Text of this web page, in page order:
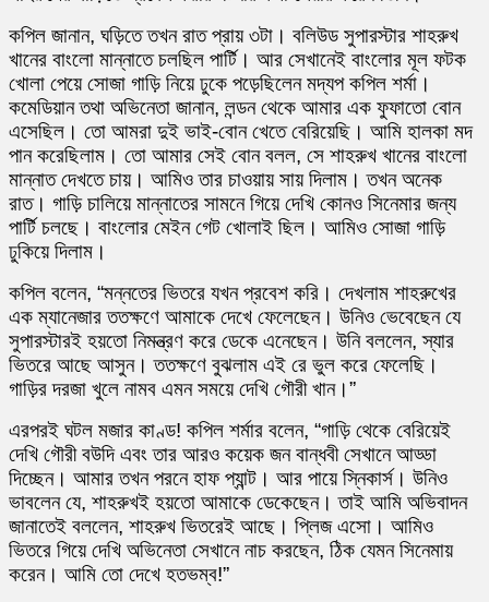
কপিল জানান, ঘড়িতে তখন রাত প্রায় ৩টা। বলিউড সুপারস্টার শাহরুখ
খানের বাংলো মান্নাতে চলছিল পার্টি। আর সেখানেই বাংলোর মূল ফটক
খোলা পেয়ে সোজা গাড়ি নিয়ে ঢুকে পড়েছিলেন মদ্যপ কপিল শর্মা।
কমেডিয়ান তথা অভিনেতা জানান, লন্ডন থেকে আমার এক ফুফাতো বোন
এসেছিল। তো আমরা দুই ভাই-বোন খেতে বেরিয়েছি। আমি হালকা মদ
পান করেছিলাম। তো আমার সেই বোন বলল, সে শাহরুখ খানের বাংলো
মান্নাত দেখতে চায়। আমিও তার চাওয়ায় সায় দিলাম। তখন অনেক
রাত। গাড়ি চালিয়ে মান্নাতের সামনে গিয়ে দেখি কোনও সিনেমার জন্য
পার্টি চলছে। বাংলোর মেইন গেট খোলাই ছিল। আমিও সোজা গাড়ি
ঢুকিয়ে দিলাম।
কপিল বলেন, “মন্নতের ভিতরে যখন প্রবেশ করি। দেখলাম শাহরুখের
এক ম্যানেজার ততক্ষণে আমাকে দেখে ফেলেছেন। উনিও ভেবেছেন যে
সুপারস্টারই হয়তো নিমন্ত্রণ করে ডেকে এনেছেন। উনি বললেন, স্যার
ভিতরে আছে আসুন। ততক্ষণে বুঝলাম এই রে ভুল করে ফেলেছি।
গাড়ির দরজা খুলে নামব এমন সময়ে দেখি গৌরী খান।”
এরপরই ঘটল মজার কাণ্ড! কপিল শর্মার বলেন, “গাড়ি থেকে বেরিয়েই
দেখি গৌরী বউদি এবং তার আরও কয়েক জন বান্ধবী সেখানে আড্ডা
দিচ্ছেন। আমার তখন পরনে হাফ প্যান্ট। আর পায়ে স্নিকার্স। উনিও
ভাবলেন যে, শাহরুখই হয়তো আমাকে ডেকেছেন। তাই আমি অভিবাদন
জানাতেই বললেন, শাহরুখ ভিতরেই আছে। প্লিজ এসো। আমিও
ভিতরে গিয়ে দেখি অভিনেতা সেখানে নাচ করছেন, ঠিক যেমন সিনেমায়
করেন। আমি তো দেখে হতভম্ব!”